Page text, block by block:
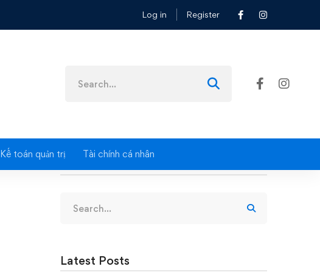
Log in Register
for:
Kế toán quản trị Tài chính cá nhân
for:
Latest Posts